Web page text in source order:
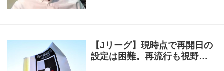
【Jリーグ】現時点で再開日の
設定は困難。再流行も視野に